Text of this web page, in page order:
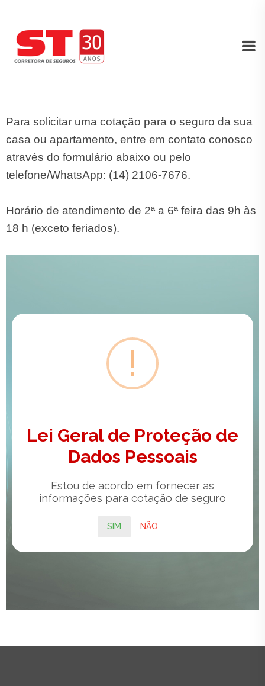
Para solicitar uma cotação para o seguro da sua
casa ou apartamento, entre em contato conosco
através do formulário abaixo ou pelo
telefone/WhatsApp: (14) 2106-7676.
Horário de atendimento de 2ª a 6ª feira das 9h às
18 h (exceto feriados).